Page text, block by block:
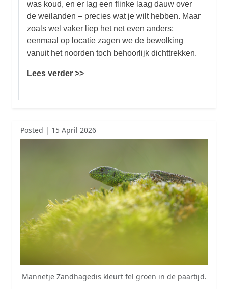
was koud, en er lag een flinke laag dauw over
de weilanden – precies wat je wilt hebben. Maar
zoals wel vaker liep het net even anders;
eenmaal op locatie zagen we de bewolking
vanuit het noorden toch behoorlijk dichttrekken.
Lees verder >>
Posted | 15 April 2026
Mannetje Zandhagedis kleurt fel groen in de paartijd.